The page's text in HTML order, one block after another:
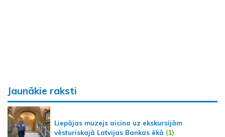
Jaunākie raksti
Liepājas muzejs aicina uz ekskursijām
vēsturiskajā Latvijas Bankas ēkā (1)